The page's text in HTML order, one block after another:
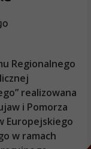
Regionalnego
” realizowana
i Pomorza
Europejskiego
w ramach